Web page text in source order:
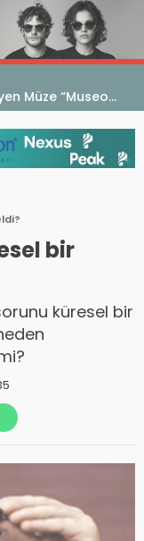
Müze “Museo
bir
küresel bir